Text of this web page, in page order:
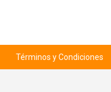
Términos y Condiciones